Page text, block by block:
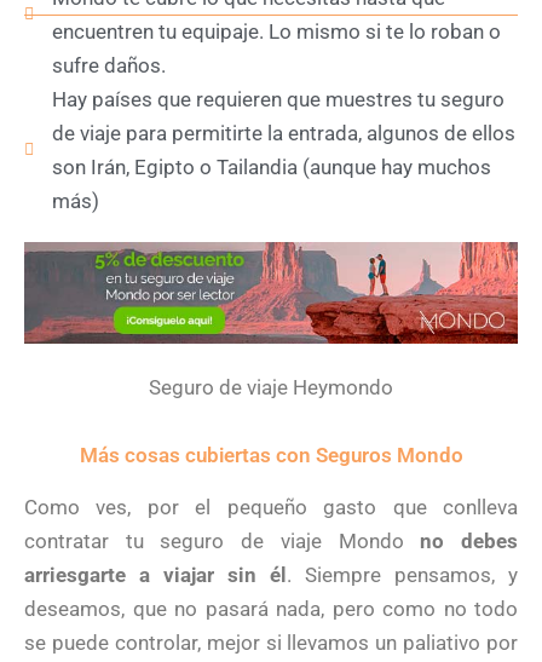
encuentren tu equipaje. Lo mismo si te lo roban o
sufre daños.
Hay países que requieren que muestres tu seguro
de viaje para permitirte la entrada, algunos de ellos
son Irán, Egipto o Tailandia (aunque hay muchos
más)
Seguro de viaje Heymondo
Más cosas cubiertas con Seguros Mondo
Como ves, por el pequeño gasto que conlleva
contratar tu seguro de viaje Mondo no debes
arriesgarte a viajar sin él. Siempre pensamos, y
deseamos, que no pasará nada, pero como no todo
se puede controlar, mejor si llevamos un paliativo por